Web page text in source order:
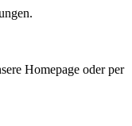
Homepage oder per